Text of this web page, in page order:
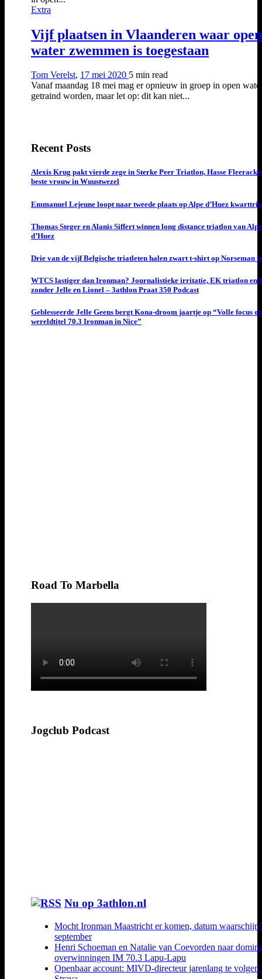
Extra
Vijf plaatsen in Vlaanderen waar open
water zwemmen is toegestaan
Tom Verelst, 17 mei 2020 5 min read
Vanaf maandag 18 mei mag er opnieuw in groep in open
getraind worden, maar let op: dit kan niet...
Recent Posts
Alexis Krug pakt vierde zege in Sterke Peer Triatlon, Hasse
beste vrouw in Wuustwezel
Emmanuel Lejeune loopt naar tweede plaats op Alpe d’Huez
Thomas Steger en Alanis Siffert winnen long distance triatlon van Alpe
d’Huez
Drie van de vijf Belgische triatleten halen zwart t-shirt op Norseman
WTCS lastiger dan Ironman? Journalistieke irritatie, EK triatlon en
zonder Jelle en Lionel – 3athlon Praat 350 Podcast
Geblesseerde Jelle Geens bergt Kona-droom jaartje op “Volle focus
wereldtitel 70.3 Ironman in Nice”
Road To Marbella
Jogclub Podcast
Nu op 3athlon.nl
Mocht Ironman Maastricht er komen, datum
september
Henri Schoeman en Natalie van Coevorden naar
overwinningen IM 70.3 Lapu-Lapu
Openbaar account: MIVD-directeur jarenlang te volgen